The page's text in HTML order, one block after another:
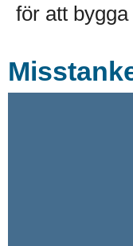
för att